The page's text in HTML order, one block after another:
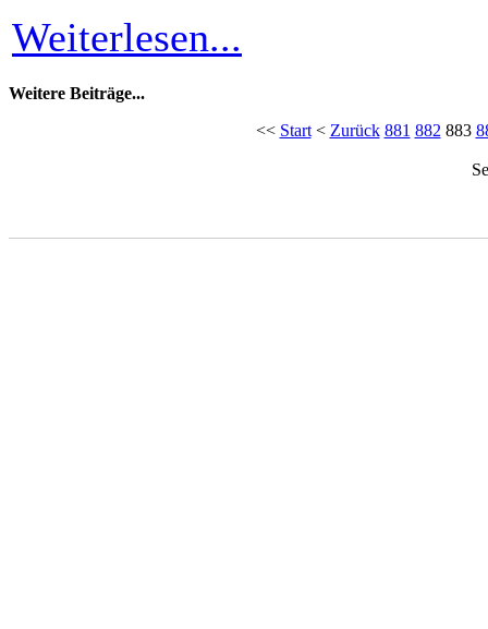
Weiterlesen...
Weitere Beiträge...
<< Start< Zurück 881 882 883